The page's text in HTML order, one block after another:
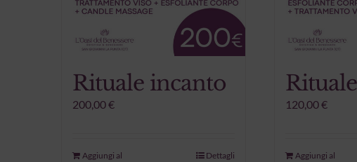
prodotto
Rituale incanto
200,00€
Aggiungi al
Dettagli
120,00€
Aggiungi al